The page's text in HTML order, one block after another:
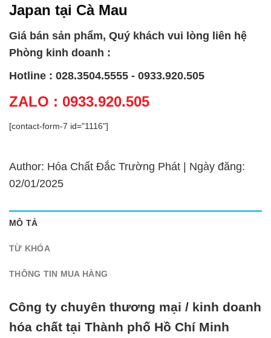
Japan tại Cà Mau
Giá bán sản phẩm, Quý khách vui lòng liên hệ
Phòng kinh doanh :
Hotline : 028.3504.5555 - 0933.920.505
ZALO : 0933.920.505
[contact-form-7 id="1116"]
Author: Hóa Chất Đắc Trường Phát | Ngày đăng:
02/01/2025
MÔ TẢ
TỪ KHÓA
THÔNG TIN MUA HÀNG
Công ty chuyên thương mại / kinh doanh
hóa chất tại Thành phố Hồ Chí Minh